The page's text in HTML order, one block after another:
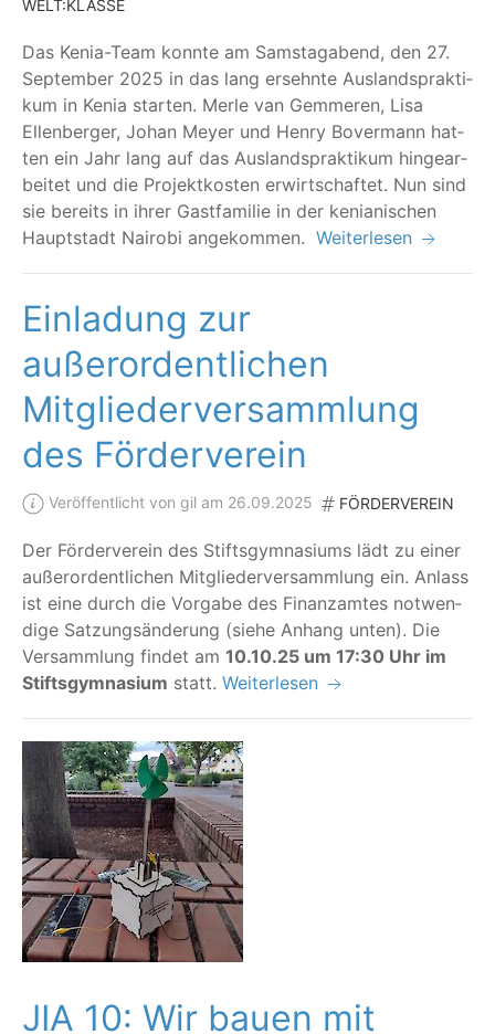
WELT:KLASSE
Das Kenia-Team konn­te am Sams­tag­abend, den 27.
Sep­tem­ber 2025 in das lang ersehn­te Aus­lands­prak­ti­
kum in Kenia star­ten. Mer­le van Gem­me­ren, Lisa
Ellen­ber­ger, Johan Mey­er und Hen­ry Bover­mann hat­
ten ein Jahr lang auf das Aus­lands­prak­ti­kum hin­ge­ar­
bei­tet und die Pro­jekt­kos­ten erwirt­schaf­tet. Nun sind
sie bereits in ihrer Gast­fa­mi­lie in der kenia­ni­schen
Haupt­stadt Nai­ro­bi angekommen. Weiterlesen
Einladung zur
außerordentlichen
Mitgliederversammlung
des Förderverein
Veröffentlicht von gil am 26.09.2025 FÖRDERVEREIN
Der För­der­ver­ein des Stifts­gym­na­si­ums lädt zu einer
außer­or­dent­li­chen Mit­glie­der­ver­samm­lung ein. Anlass
ist eine durch die Vor­ga­be des Finanz­am­tes not­wen­
di­ge Sat­zungs­än­de­rung (sie­he Anhang unten). Die
Ver­samm­lung fin­det am 10.10.25 um 17:30 Uhr im
Stifts­gym­na­si­um statt. Weiterlesen
JIA 10: Wir bauen mit